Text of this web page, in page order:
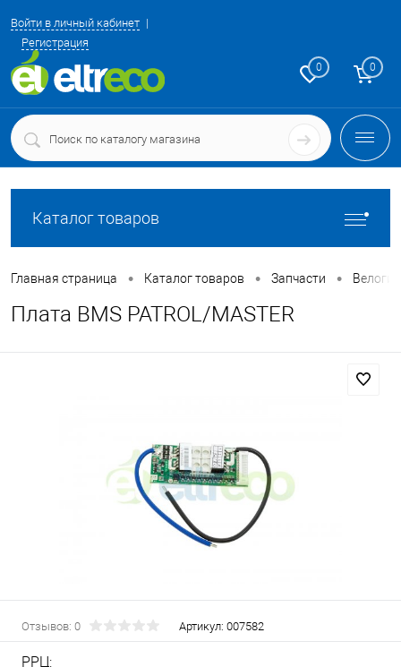
Войти в личный кабинет
Регистрация
0 0
Каталог товаров
Главная страница • Каталог товаров • Запчасти •
Плата BMS PATROL/MASTER
Отзывов: 0 Артикул: 007582
РРЦ: